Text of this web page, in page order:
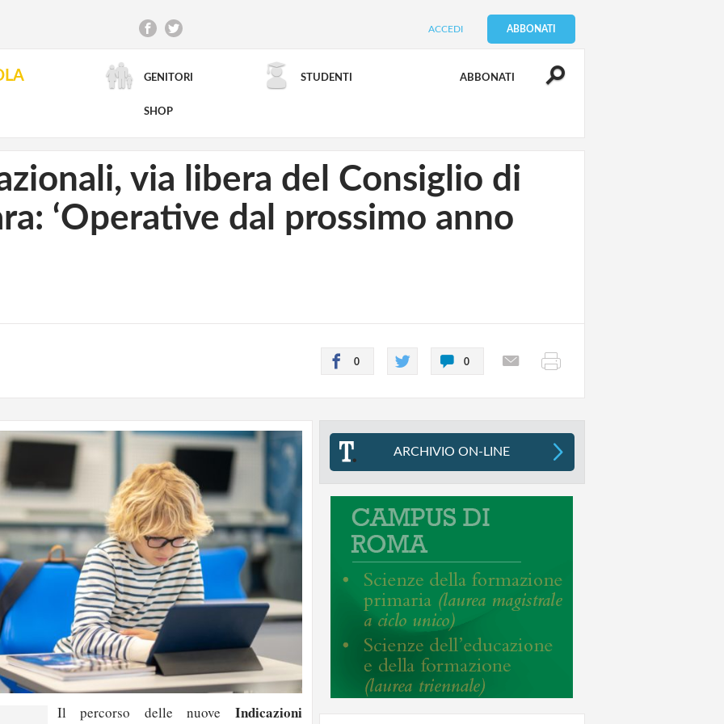
ACCEDI ABBONATI
GENITORI STUDENTI ABBONATI
SHOP
RICERCA AVANZATA
via libera del Consiglio di
‘Operative dal prossimo anno
0 0
Il percorso delle nuove Indicazioni
ARCHIVIO ON-LINE